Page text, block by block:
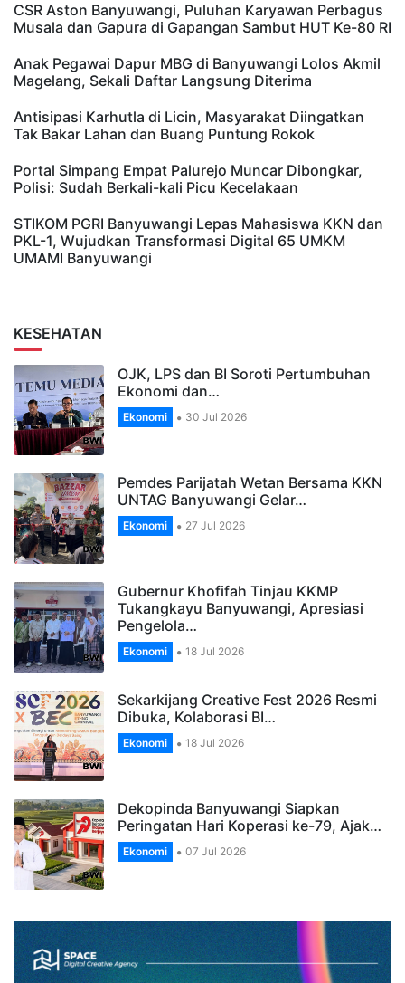
CSR Aston Banyuwangi, Puluhan Karyawan Perbagus
Musala dan Gapura di Gapangan Sambut HUT Ke-80 RI
Anak Pegawai Dapur MBG di Banyuwangi Lolos Akmil
Magelang, Sekali Daftar Langsung Diterima
Antisipasi Karhutla di Licin, Masyarakat Diingatkan
Tak Bakar Lahan dan Buang Puntung Rokok
Portal Simpang Empat Palurejo Muncar Dibongkar,
Polisi: Sudah Berkali-kali Picu Kecelakaan
STIKOM PGRI Banyuwangi Lepas Mahasiswa KKN dan
PKL-1, Wujudkan Transformasi Digital 65 UMKM
UMAMI Banyuwangi
KESEHATAN
OJK, LPS dan BI Soroti Pertumbuhan
Ekonomi dan…
Ekonomi 30 Jul 2026
Pemdes Parijatah Wetan Bersama KKN
UNTAG Banyuwangi Gelar…
Ekonomi 27 Jul 2026
Gubernur Khofifah Tinjau KKMP
Tukangkayu Banyuwangi, Apresiasi
Pengelola…
Ekonomi 18 Jul 2026
Sekarkijang Creative Fest 2026 Resmi
Dibuka, Kolaborasi BI…
Ekonomi 18 Jul 2026
Dekopinda Banyuwangi Siapkan
Peringatan Hari Koperasi ke-79, Ajak…
Ekonomi 07 Jul 2026